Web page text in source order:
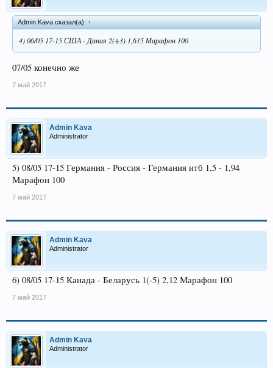
Admin Kava сказал(а): ↑
4) 06/05 17-15 США - Дания 2(+3) 1,615 Марафон 100
07/05 конечно же
7 май 2017
Admin Kava
Administrator
5) 08/05 17-15 Германия - Россия - Германия итб 1,5 - 1,94
Марафон 100
7 май 2017
Admin Kava
Administrator
6) 08/05 17-15 Канада - Беларусь 1(-5) 2,12 Марафон 100
7 май 2017
Admin Kava
Administrator